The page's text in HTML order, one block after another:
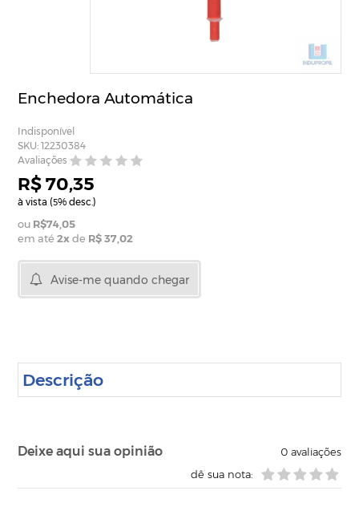
Enchedora Automática
Indisponível
SKU: 12230384
Avaliações
R$ 70,35
à vista (5% desc.)
R$74,05
em até2x de R$ 37,02
Avise-me quando chegar
Descrição
Deixe aqui sua opinião 0avaliações
dê sua nota: